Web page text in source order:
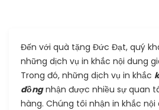
Đến với quà tặng Đức Đạt, quý
những dịch vụ in khắc nội dung
Trong đó, những dịch vụ in khắc
đồngnhận được nhiều sự quan
hàng. Chúng tôi nhận in khắc